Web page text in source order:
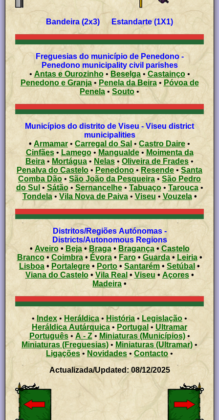
Bandeira (2x3) Estandarte (1X1)
Freguesias do município de Penedono -
Penedono municipality civil parishes
•
Antas e Ourozinho•Beselga•Castainço•
Penedono e Granja• Penela da Beira• Póvoa de
Penela • Souto •
Municípios do distrito de Viseu - Viseu district
municipalities
• Armamar • Carregal do Sal • Castro Daire •
Cinfães• Lamego• Mangualde• Moimenta da
Beira • Mortágua • Nelas• Oliveira de Frades •
Penalva do Castelo • Penedono• Resende • Santa
Comba Dão • São João da Pesqueira • São Pedro
do Sul • Sátão• Sernancelhe• Tabuaço• Tarouca•
Tondela• Vila Nova de Paiva• Viseu • Vouzela •
Distritos/Regiões Autónomas -
Districts/Autonomous Regions
• Aveiro• Beja• Braga•Bragança• Castelo
Branco•Coimbra• Évora• Faro• Guarda• Leiria•
Lisboa • Portalegre• Porto • Santarém • Setúbal•
Viana do Castelo• Vila Real •Viseu • Açores •
Madeira •
• Index •Heráldica • História • Legislação •
Heráldica Autárquica • Portugal • Ultramar
Português• A - Z• Miniaturas (Municípios)•
Miniaturas (Freguesias) • Miniaturas (Ultramar) •
Ligações • Novidades •Contacto •
Actualizada/Updated: 08/12/2025